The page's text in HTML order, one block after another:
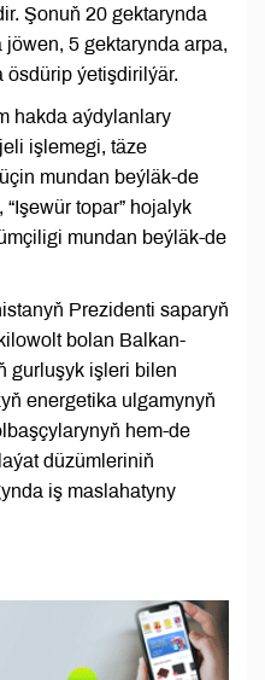
Şonuň 20 gektarynda
5 gektarynda arpa,
ösdürip ýetişdirilýär.
hakda aýdylanlary
işlemegi, täze
mundan beýläk-de
topar” hojalyk
mundan beýläk-de
Prezidenti saparyň
bolan Balkan-
gurluşyk işleri bilen
energetika ulgamynyň
hem-de
düzümleriniň
iş maslahatyny